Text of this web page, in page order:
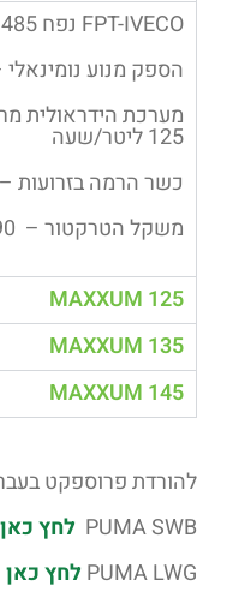
FPT-IVECO נפח 4,485 סמ”ק 4 צילינדרים טיר 4
הספק מנוע נומינאלי – 145
מערכת הידראולית
125 ליטר/שעה
כשר הרמה בזרועות – 7860 ק”ג
משקל הטרקטור – 5,190 ק”ג
MAXXUM 125
MAXXUM 135
MAXXUM 145
להורדת פרוספקט
PUMA SWB לחץ כאן
PUMA LWGלחץ כאן